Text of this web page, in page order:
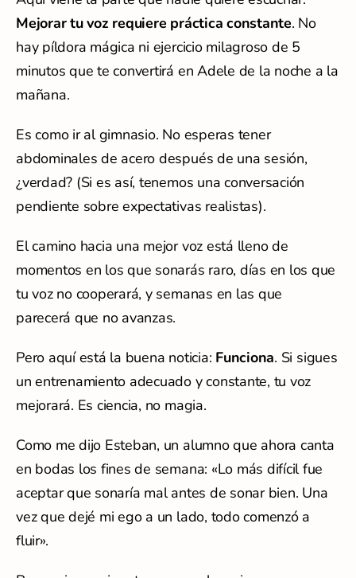
Mejorar tu voz requiere práctica constante. No
hay píldora mágica ni ejercicio milagroso de 5
minutos que te convertirá en Adele de la noche a la
mañana.
Es como ir al gimnasio. No esperas tener
abdominales de acero después de una sesión,
¿verdad? (Si es así, tenemos una conversación
pendiente sobre expectativas realistas).
El camino hacia una mejor voz está lleno de
momentos en los que sonarás raro, días en los que
tu voz no cooperará, y semanas en las que
parecerá que no avanzas.
Pero aquí está la buena noticia: Funciona. Si sigues
un entrenamiento adecuado y constante, tu voz
mejorará. Es ciencia, no magia.
Como me dijo Esteban, un alumno que ahora canta
en bodas los fines de semana: «Lo más difícil fue
aceptar que sonaría mal antes de sonar bien. Una
vez que dejé mi ego a un lado, todo comenzó a
fluir».